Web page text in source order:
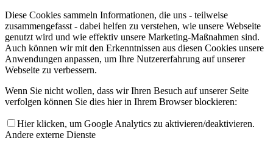
Diese Cookies sammeln Informationen, die uns - teilweise
zusammengefasst - dabei helfen zu verstehen, wie unsere Webseite
genutzt wird und wie effektiv unsere Marketing-Maßnahmen sind.
Auch können wir mit den Erkenntnissen aus diesen Cookies unsere
Anwendungen anpassen, um Ihre Nutzererfahrung auf unserer
Webseite zu verbessern.
Wenn Sie nicht wollen, dass wir Ihren Besuch auf unserer Seite
verfolgen können Sie dies hier in Ihrem Browser blockieren:
Hier klicken, um Google Analytics zu aktivieren/deaktivieren.
Andere externe Dienste